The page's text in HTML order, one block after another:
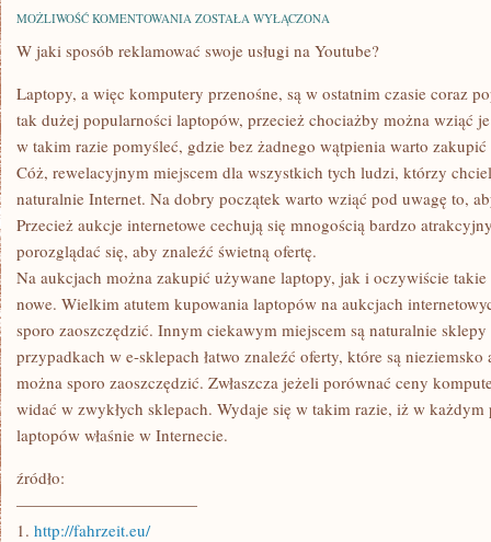
MOŻLIWOŚĆ KOMENTOWANIA W
SPOSÓB
NAKRĘCIĆ
ZOSTAŁA WYŁĄCZONA
W jaki sposób reklamować swoje usługi na Youtube?
Laptopy, a więc komputery przenośne, są w ostatnim czasie coraz
tak dużej popularności laptopów, przecież chociażby można wziąć
w takim razie pomyśleć, gdzie bez żadnego wątpienia warto zakupić
Cóż, rewelacyjnym miejscem dla wszystkich tych ludzi, którzy
naturalnie Internet. Na dobry początek warto wziąć pod uwagę to,
Przecież aukcje internetowe cechują się mnogością bardzo
porozglądać się, aby znaleźć świetną ofertę.
Na aukcjach można zakupić używane laptopy, jak i oczywiście takie
nowe. Wielkim atutem kupowania laptopów na aukcjach
sporo zaoszczędzić. Innym ciekawym miejscem są naturalnie
przypadkach w e-sklepach łatwo znaleźć oferty, które są
można sporo zaoszczędzić. Zwłaszcza jeżeli porównać ceny
widać w zwykłych sklepach. Wydaje się w takim razie, iż w
laptopów właśnie w Internecie.
źródło:
———————————
1. http://fahrzeit.eu/